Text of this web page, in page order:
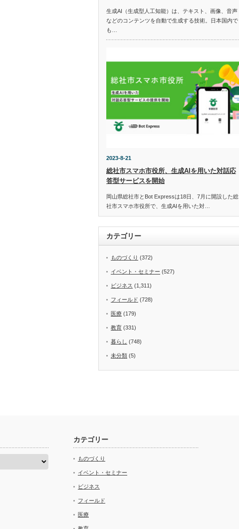
生成AI（生成型人工知能）は、テキスト、画像、音声
などのコンテンツを自動で生成する技術。日本国内で
も…
2023-8-21
総社市スマホ市役所、生成AIを用いた対話応
答型サービスを開始
岡山県総社市とBot Expressは18日、7月に開設した総
社市スマホ市役所で、生成AIを用いた対…
カテゴリー
ものづくり (372)
イベント・セミナー (527)
ビジネス (1,311)
フィールド (728)
医療 (179)
教育 (331)
暮らし (748)
未分類 (5)
カテゴリー
ものづくり
イベント・セミナー
ビジネス
フィールド
医療